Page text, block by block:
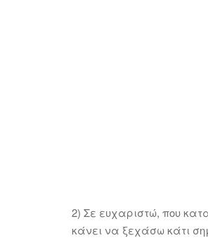
2) Σε ευχαριστώ, που
κάνει να ξεχάσω κάτι